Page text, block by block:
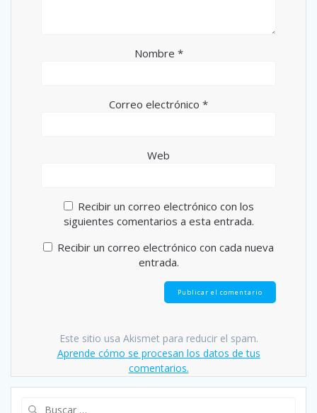
Nombre *
Correo electrónico *
Web
Recibir un correo electrónico con los
siguientes comentarios a esta entrada.
Recibir un correo electrónico con cada nueva
entrada.
Este sitio usa Akismet para reducir el spam.
Aprende cómo se procesan los datos de tus
comentarios.